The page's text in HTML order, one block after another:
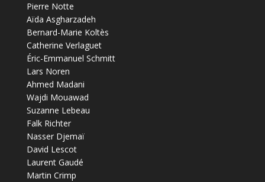
Pierre Notte
Aïda Asgharzadeh
Bernard-Marie Koltès
Catherine Verlaguet
Éric-Emmanuel Schmitt
Lars Noren
Ahmed Madani
Wajdi Mouawad
Suzanne Lebeau
Falk Richter
Nasser Djemaï
David Lescot
Laurent Gaudé
Martin Crimp